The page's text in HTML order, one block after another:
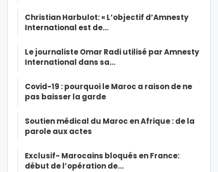
Christian Harbulot: « L’objectif d’Amnesty
International est de…
Le journaliste Omar Radi utilisé par Amnesty
International dans sa…
Covid-19 : pourquoi le Maroc a raison de ne
pas baisser la garde
Soutien médical du Maroc en Afrique : de la
parole aux actes
Exclusif- Marocains bloqués en France:
début de l’opération de…